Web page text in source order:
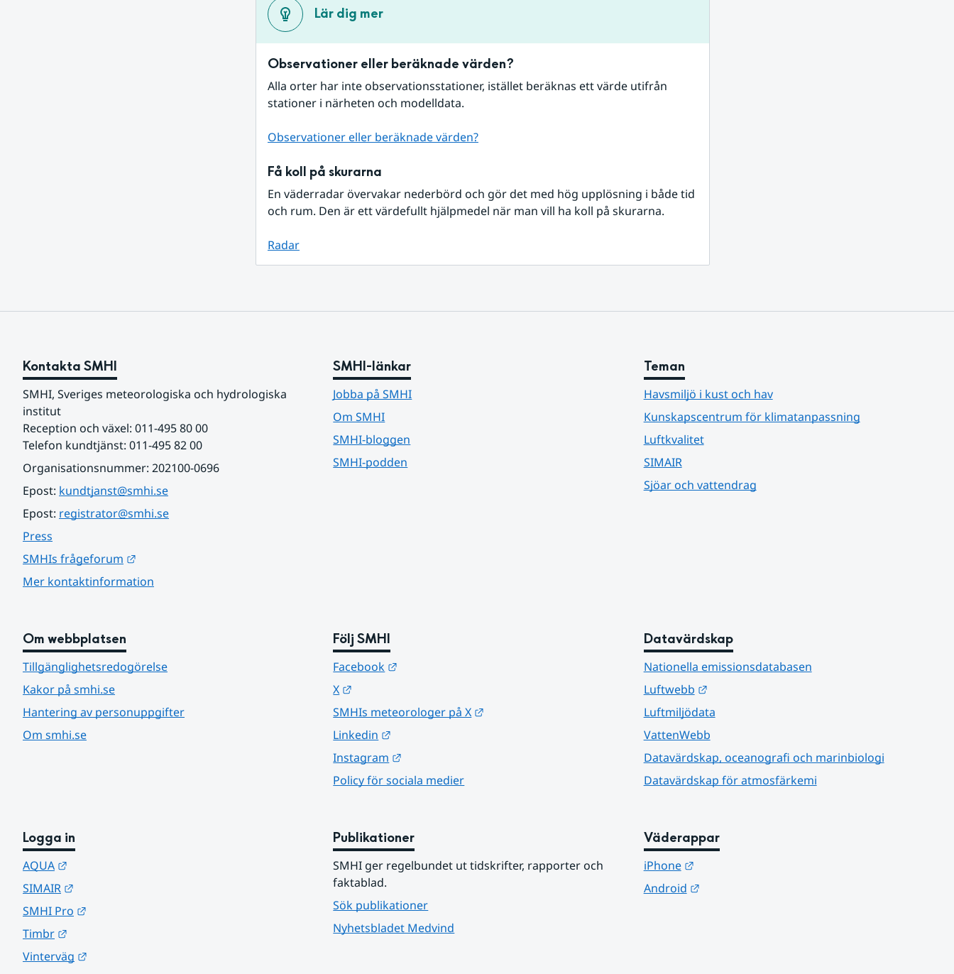
Lär dig mer
Observationer eller beräknade värden?
Alla orter har inte observationsstationer, istället beräknas ett värde utifrån
stationer i närheten och modelldata.
Observationer eller beräknade värden?
Få koll på skurarna
En väderradar övervakar nederbörd och gör det med hög upplösning i både tid
och rum. Den är ett värdefullt hjälpmedel när man vill ha koll på skurarna.
Radar
Kontakta SMHI
SMHI, Sveriges meteorologiska och hydrologiska
institut
Reception och växel: 011-495 80 00
Telefon kundtjänst: 011-495 82 00
Organisationsnummer: 202100-0696
Epost: kundtjanst@smhi.se
Epost: registrator@smhi.se
Press
SMHIs frågeforum
Mer kontaktinformation
SMHI-länkar
Jobba på SMHI
Om SMHI
SMHI-bloggen
SMHI-podden
Teman
Havsmiljö i kust och hav
Kunskapscentrum för klimatanpassning
Luftkvalitet
SIMAIR
Sjöar och vattendrag
Om webbplatsen
Tillgänglighetsredogörelse
Kakor på smhi.se
Hantering av personuppgifter
Om smhi.se
Följ SMHI
Facebook
X
SMHIs meteorologer på X
Linkedin
Instagram
Policy för sociala medier
Datavärdskap
Nationella emissionsdatabasen
Luftwebb
Länk till annan webbplats.
Luftmiljödata
VattenWebb
Datavärdskap, oceanografi och marinbiologi
Datavärdskap för atmosfärkemi
Logga in
AQUA
SIMAIR
SMHI Pro
Timbr
Vinterväg
Publikationer
SMHI ger regelbundet ut tidskrifter, rapporter och
faktablad.
Sök publikationer
Nyhetsbladet Medvind
Väderappar
iPhone
Länk till annan webbplats.
Android
Länk till annan webbplats.